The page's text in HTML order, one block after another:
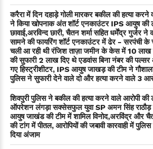
करैरा में दिन दहाड़े गोली मारकर बकील की हत्या करने
ने किया खोपनाक अंत शॉर्ट एनकाउंटर IPS आयुष की
छावाई,अरविन्द छारी, चैतन शर्मा सहित धर्मेंद्र गुर्जर
सामने की फायरिंग शॉर्ट एनकाउंटर में ढेर - सरपंची
चली आ रही थी रंजिश ताज़ा जमीन के केस में 10 लाख
की सुफारी 2 लाख दिए थे एडवांस बिना नंबर की
गए हिस्ट्रीशीटर, IPS आयुष जाखड़ की टीम ने
पुलिस ने सुफारी देने वाले दो और हत्या करने वाले 3
शिवपुरी पुलिस ने बकील की हत्या करने वाले आरोपी की
ऑपरेशन लंगड़ा सक्सेसफुल युवा SP अमन सिंह राठौड़
आयुष जाखंड की टीम में शामिल विनोद,अरविंद्र और चैतन
की टांग में पीतल, आरोपियों की जबावी कारवाही में
दिया अंजाम